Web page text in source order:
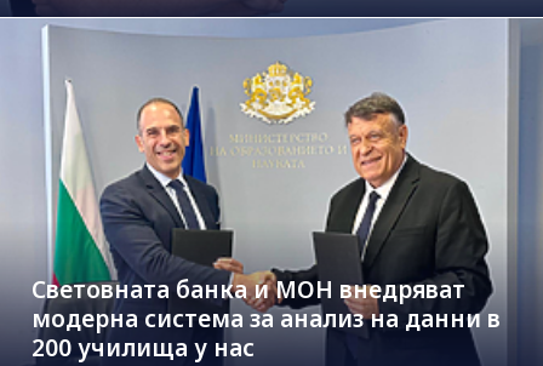
Световната банка и МОН внедряват
модерна система за анализ на данни в
200 училища у нас